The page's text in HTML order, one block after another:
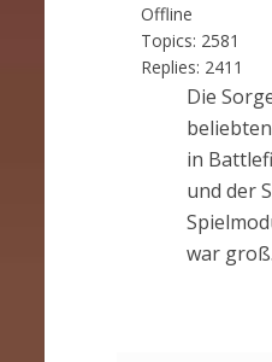
Offline
Topics: 2581
Replies: 2411
Die
in
und der
war